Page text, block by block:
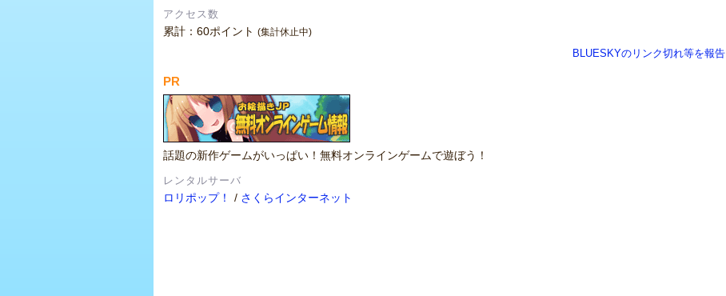
アクセス数
累計：60ポイント (集計休止中)
BLUESKYのリンク切れ等を報告
PR
話題の新作ゲームがいっぱい！無料オンラインゲームで遊ぼう！
レンタルサーバ
ロリポップ！ / さくらインターネット